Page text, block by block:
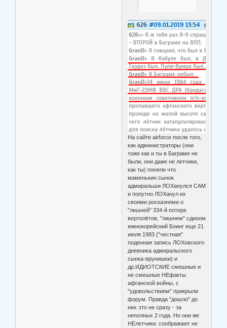
На сайте airforce после того,
как администраторы (они
тоже как и ты в Баграме не
были, они даже не летчики,
как ты) поняли что
маменькин сынок
адмиральши ЛОХанулся САМ
и попутно ЛОХанул их
своими росказнями о
"лишней" 334-й потере
вертолётов, "лишнем" сдиоом
южнокорейский Боинг еще 21
июля 1983 ("честная"
поденная запись ЛОХовского
дневника адмиральского
сынка-врунишки) и
др.ИДИОТСКИЕ смешные и
не смешные НЕфакты
афганской войны, с
"удовольствием" прикрыли
форум. Правда "дошло" до
них это не сразу - за
неполных 2 года. Но они же
НЕлетчики: соображают не